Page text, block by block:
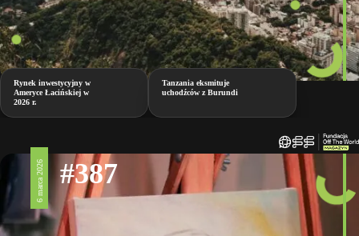
Rynek inwestycyjny w
Ameryce Łacińskiej w
2026 r.
Tanzania eksmituje
uchodźców z Burundi
6 marca 2026 #387